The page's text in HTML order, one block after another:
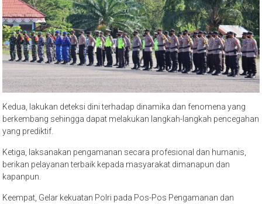
Kedua, lakukan deteksi dini terhadap dinamika dan fenomena yang
berkembang sehingga dapat melakukan langkah-langkah pencegahan
yang prediktif.
Ketiga, laksanakan pengamanan secara profesional dan humanis,
berikan pelayanan terbaik kepada masyarakat dimanapun dan
kapanpun.
Keempat, Gelar kekuatan Polri pada Pos-Pos Pengamanan dan